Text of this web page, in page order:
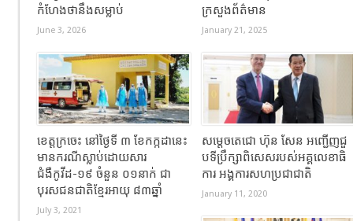
កំហែងថានឹងសម្លាប់
June 3, 2026
ក្រសួង​ព័ត៌មាន​
January 21, 2025
ខេត្តក្រចេះ នៅថ្ងៃទី ៣ ខែកក្កដានេះ
មានករណីស្លាប់ដោយសារ
ជំងឺកូវីដ-១៩ ចំនួន ០១នាក់ ជា
បុរសជនជាតិខ្មែរអាយុ ៨៣ឆ្នាំ
July 3, 2021
សម្តេចតេជោ ហ៊ុន សែន អញ្ជើញជួ
បទីប្រឹក្សាពិសេសរបស់អគ្គលេខាធិ
ការ អង្គការសហប្រជាជាតិ
January 11, 2020